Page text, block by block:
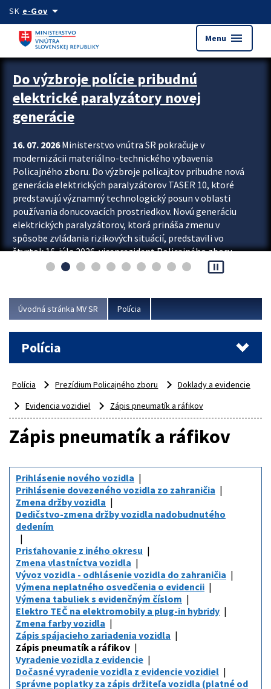
Preskocit na hlavný obsah
SK e-Govarrow_drop_down
Menu menu
Zastavit automatický posun upútavok
Do výzbroje polície pribudnú
elektrické paralyzátory novej
generácie
16. 07. 2026Ministerstvo vnútra SR pokračuje v
modernizácii materiálno-technického vybavenia
Policajného zboru. Do výzbroje policajtov pribudne nová
generácia elektrických paralyzátorov TASER 10, ktoré
predstavujú významný technologický posun v oblasti
používania donucovacích prostriedkov. Novú generáciu
elektrických paralyzátorov, ktorá prináša zmenu v
spôsobe zvládania rizikových situácií, predstavili vo
štvrtok 16. júla 2026 viceprezident Policajného zboru
Rastislav Polakovič a riaditeľ odboru výcviku...
pause_presentation
Úvodná stránka MV SR Polícia
Polícia
Polícia Prezídium Policajného zboru
Doklady a evidencie
Evidencia vozidiel
Zápis pneumatík a ráfikov
Zápis pneumatík a ráfikov
Prihlásenie nového vozidla
Prihlásenie dovezeného vozidla zo zahraničia
Zmena držby vozidla
Dedičstvo-zmena držby vozidla nadobudnutého
dedením
Prisťahovanie z iného okresu
Zmena vlastníctva vozidla
Vývoz vozidla - odhlásenie vozidla do zahraničia
Výmena neplatného osvedčenia o evidencii
Výmena tabuliek s evidenčným číslom
Elektro TEČ na elektromobily a plug-in hybridy
Zmena farby vozidla
Zápis spájacieho zariadenia vozidla
Zápis pneumatík a ráfikov
Vyradenie vozidla z evidencie
Dočasné vyradenie vozidla z evidencie vozidiel
Správne poplatky za zápis držiteľa vozidla (platné od